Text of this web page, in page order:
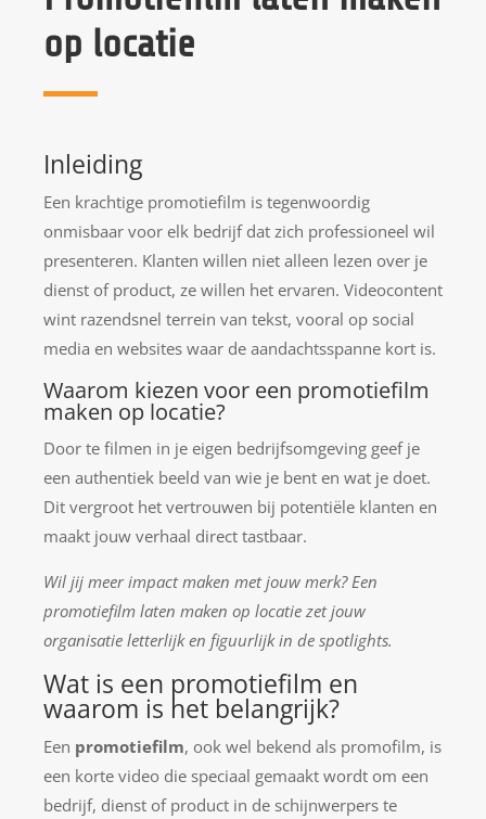
op locatie
Inleiding
Een krachtige promotiefilm is tegenwoordig
onmisbaar voor elk bedrijf dat zich professioneel wil
presenteren. Klanten willen niet alleen lezen over je
dienst of product, ze willen het ervaren. Videocontent
wint razendsnel terrein van tekst, vooral op social
media en websites waar de aandachtsspanne kort is.
Waarom kiezen voor een promotiefilm
maken op locatie?
Door te filmen in je eigen bedrijfsomgeving geef je
een authentiek beeld van wie je bent en wat je doet.
Dit vergroot het vertrouwen bij potentiële klanten en
maakt jouw verhaal direct tastbaar.
Wil jij meer impact maken met jouw merk? Een
promotiefilm laten maken op locatie zet jouw
organisatie letterlijk en figuurlijk in de spotlights.
Wat is een promotiefilm en
waarom is het belangrijk?
Een promotiefilm, ook wel bekend als promofilm, is
een korte video die speciaal gemaakt wordt om een
bedrijf, dienst of product in de schijnwerpers te